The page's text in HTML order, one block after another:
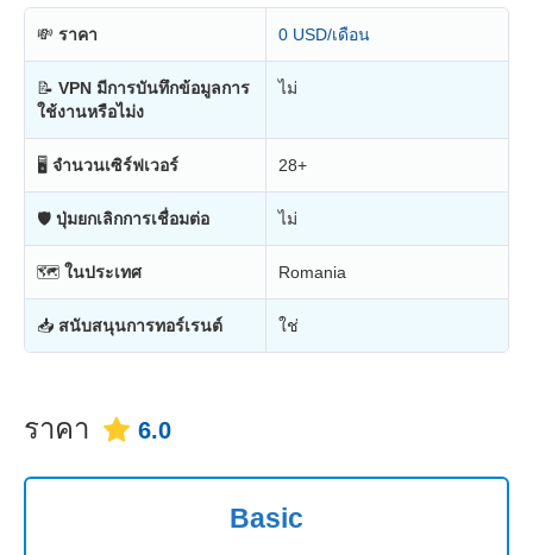
💸 ราคา 0 USD/เดือน
📝 VPN มีการบันทึกข้อมูลการ
ใช้งานหรือไม่ง
ไม่
🖥 จำนวนเซิร์ฟเวอร์ 28+
🛡 ปุ่มยกเลิกการเชื่อมต่อ ไม่
🗺 ในประเทศ Romania
📥 สนับสนุนการทอร์เรนต์ ใช่
ราคา 6.0
Basic